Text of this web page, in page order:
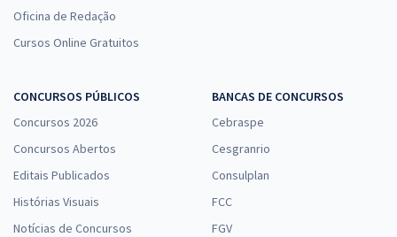
Oficina de Redação
Cursos Online Gratuitos
CONCURSOS PÚBLICOS
Concursos 2026
Concursos Abertos
Editais Publicados
Histórias Visuais
Notícias de Concursos
BANCAS DE CONCURSOS
Cebraspe
Cesgranrio
Consulplan
FCC
FGV